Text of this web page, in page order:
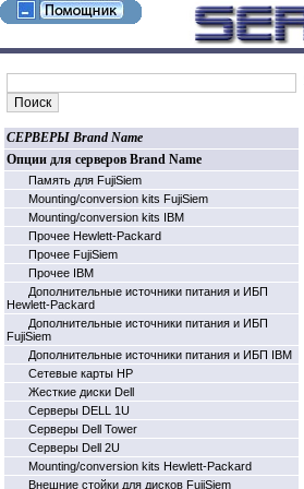
СЕРВЕРЫ Brand Name
Опции для серверов Brand Name
Память для FujiSiem
Mounting/conversion kits FujiSiem
Mounting/conversion kits IBM
Прочее Hewlett-Packard
Прочее FujiSiem
Прочее IBM
Дополнительные источники питания и ИБП
Hewlett-Packard
Дополнительные источники питания и ИБП
FujiSiem
Дополнительные источники питания и ИБП IBM
Cетевые карты HP
Жесткие диски Dell
Серверы DELL 1U
Серверы Dell Tower
Серверы Dell 2U
Mounting/conversion kits Hewlett-Packard
Внешние стойки для дисков FujiSiem